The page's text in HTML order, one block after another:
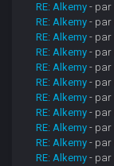
RE: Alkemy - par
RE: Alkemy - par
RE: Alkemy - par
RE: Alkemy - par
RE: Alkemy - par
RE: Alkemy - par
RE: Alkemy - par
RE: Alkemy - par
RE: Alkemy - par
RE: Alkemy - par
RE: Alkemy - par